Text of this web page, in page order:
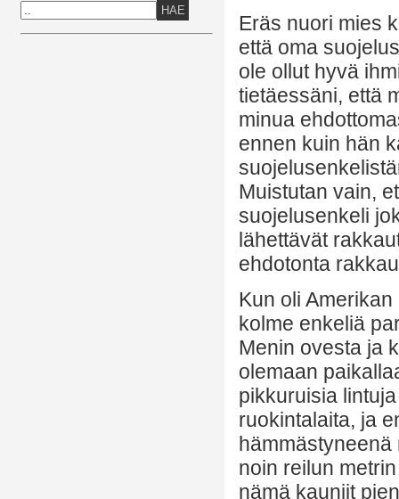
HAE
Eräs nuori mies
että oma
ole ollut hyvä
tietäessäni, että
minua
ennen kuin hän
Muistutan vain,
suojelusenkeli
lähettävät
ehdotonta
Kun oli
kolme enkeliä
Menin ovesta ja
olemaan
pikkuruisia
ruokintalaita, ja
hämmästyneenä
noin reilun
nämä kauniit